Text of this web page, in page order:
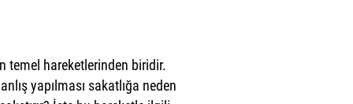
temel hareketlerinden biridir.
yapılması sakatlığa neden